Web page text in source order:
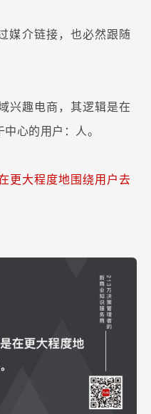
媒介链接，也必然跟随
兴趣电商，其逻辑是在
心的用户：人。
更大程度地围绕用户去